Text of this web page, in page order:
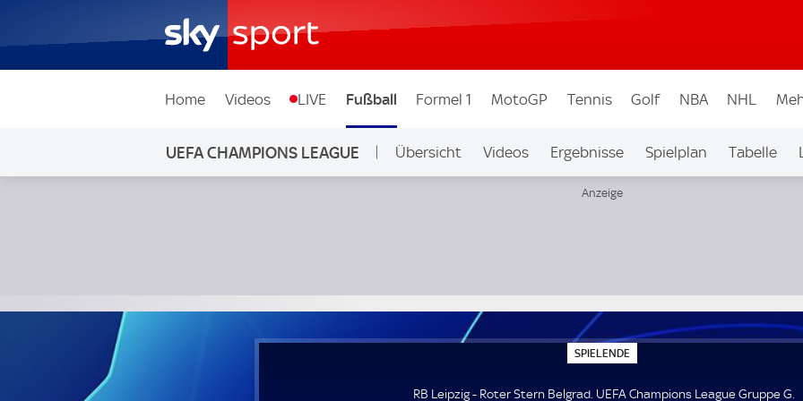
Home Videos LIVE Fußball Formel 1 MotoGP Tennis Golf NBA NHL
UEFA CHAMPIONS LEAGUE Übersicht Videos Ergebnisse Spielplan Tabelle
RB Leipzig - Roter Stern Belgrad; UEFA Champions League Gruppe G
SPIELENDE
P
E
RB Leipzig - Roter Stern Belgrad. UEFA Champions League Gruppe G.